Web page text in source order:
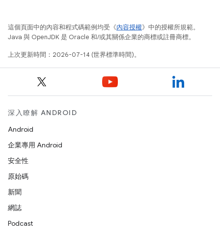
這個頁面中的內容和程式碼範例均受《內容授權》中的授權所規範。
Java 與 OpenJDK 是 Oracle 和/或其關係企業的商標或註冊商標。
上次更新時間：2026-07-14 (世界標準時間)。
深入瞭解 ANDROID
Android
企業專用 Android
安全性
原始碼
新聞
網誌
Podcast